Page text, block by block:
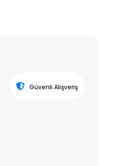
Güvenli Alışveriş